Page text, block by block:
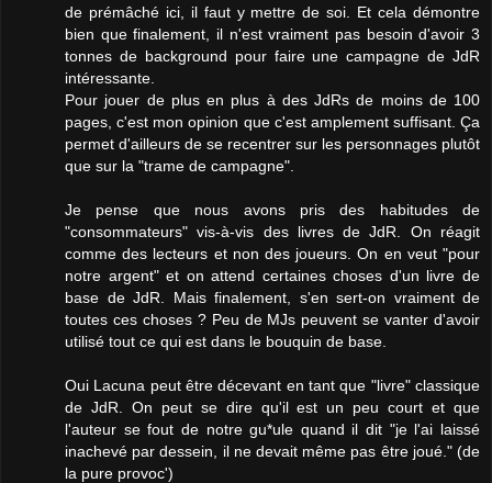
de prémâché ici, il faut y mettre de soi. Et cela démontre
bien que finalement, il n'est vraiment pas besoin d'avoir 3
tonnes de background pour faire une campagne de JdR
intéressante.
Pour jouer de plus en plus à des JdRs de moins de 100
pages, c'est mon opinion que c'est amplement suffisant. Ça
permet d'ailleurs de se recentrer sur les personnages plutôt
que sur la "trame de campagne".
Je pense que nous avons pris des habitudes de
"consommateurs" vis-à-vis des livres de JdR. On réagit
comme des lecteurs et non des joueurs. On en veut "pour
notre argent" et on attend certaines choses d'un livre de
base de JdR. Mais finalement, s'en sert-on vraiment de
toutes ces choses ? Peu de MJs peuvent se vanter d'avoir
utilisé tout ce qui est dans le bouquin de base.
Oui Lacuna peut être décevant en tant que "livre" classique
de JdR. On peut se dire qu'il est un peu court et que
l'auteur se fout de notre gu*ule quand il dit "je l'ai laissé
inachevé par dessein, il ne devait même pas être joué." (de
la pure provoc')